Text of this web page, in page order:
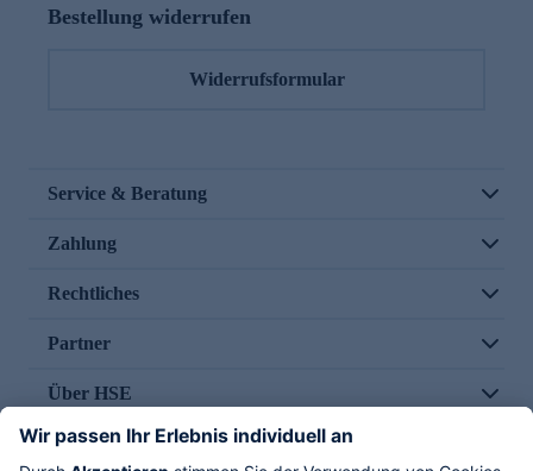
Bestellung widerrufen
Widerrufsformular
Service & Beratung
Zahlung
Rechtliches
Partner
Über HSE
Im TV